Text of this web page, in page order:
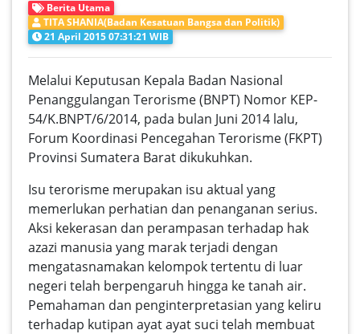
Berita Utama
TITA SHANIA(Badan Kesatuan Bangsa dan Politik)
21 April 2015 07:31:21 WIB
Melalui Keputusan Kepala Badan Nasional
Penanggulangan Terorisme (BNPT) Nomor KEP-
54/K.BNPT/6/2014, pada bulan Juni 2014 lalu,
Forum Koordinasi Pencegahan Terorisme (FKPT)
Provinsi Sumatera Barat dikukuhkan.
Isu terorisme merupakan isu aktual yang
memerlukan perhatian dan penanganan serius.
Aksi kekerasan dan perampasan terhadap hak
azazi manusia yang marak terjadi dengan
mengatasnamakan kelompok tertentu di luar
negeri telah berpengaruh hingga ke tanah air.
Pemahaman dan penginterpretasian yang keliru
terhadap kutipan ayat ayat suci telah membuat